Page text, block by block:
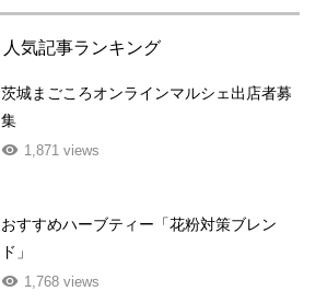
人気記事ランキング
茨城まごころオンラインマルシェ出店者募
集
1,871 views
おすすめハーブティー「花粉対策ブレン
ド」
1,768 views